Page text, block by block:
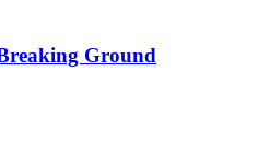
Ground